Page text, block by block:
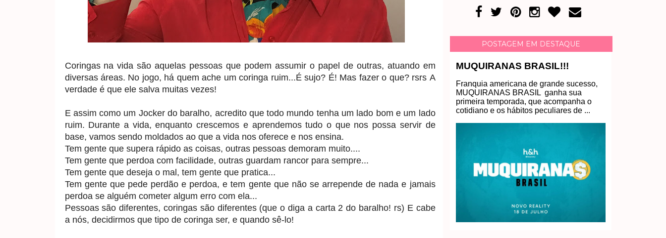
Coringas na vida são aquelas pessoas que podem assumir o papel de outras, atuando em
diversas áreas. No jogo, há quem ache um coringa ruim...É sujo? É! Mas fazer o que? rsrs A
verdade é que ele salva muitas vezes!
E assim como um Jocker do baralho, acredito que todo mundo tenha um lado bom e um lado
ruim. Durante a vida, enquanto crescemos e aprendemos tudo o que nos possa servir de
base, vamos sendo moldados ao que a vida nos oferece e nos ensina.
Tem gente que supera rápido as coisas, outras pessoas demoram muito....
Tem gente que perdoa com facilidade, outras guardam rancor para sempre...
Tem gente que deseja o mal, tem gente que pratica...
Tem gente que pede perdão e perdoa, e tem gente que não se arrepende de nada e jamais
perdoa se alguém cometer algum erro com ela...
Pessoas são diferentes, coringas são diferentes (que o diga a carta 2 do baralho! rs) E cabe
a nós, decidirmos que tipo de coringa ser, e quando sê-lo!
POSTAGEM EM DESTAQUE
MUQUIRANAS BRASIL!!!
Franquia americana de grande sucesso,
MUQUIRANAS BRASIL ganha sua
primeira temporada, que acompanha o
cotidiano e os hábitos peculiares de ...